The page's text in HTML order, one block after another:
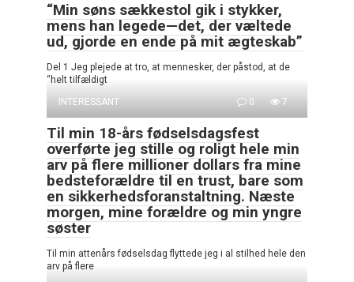
“Min søns sækkestol gik i stykker,
mens han legede—det, der væltede
ud, gjorde en ende på mit ægteskab”
Del 1 Jeg plejede at tro, at mennesker, der påstod, at de
“helt tilfældigt
INTERESSANT
0 7
Til min 18-års fødselsdagsfest
overførte jeg stille og roligt hele min
arv på flere millioner dollars fra mine
bedsteforældre til en trust, bare som
en sikkerhedsforanstaltning. Næste
morgen, mine forældre og min yngre
søster
Til min attenårs fødselsdag flyttede jeg i al stilhed hele den
arv på flere